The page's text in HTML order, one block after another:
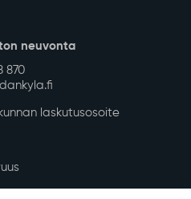
neuvonta
870
laskutusosoite